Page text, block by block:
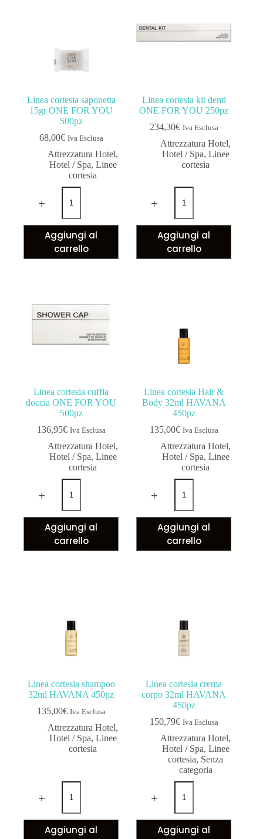
Linea cortesia saponetta
15gr ONE FOR YOU
500pz
68,00€ Iva Esclusa
Attrezzatura Hotel,
Hotel / Spa, Linee
cortesia
Aggiungi al
carrello
Linea cortesia kit denti
ONE FOR YOU 250pz
234,30€ Iva Esclusa
Attrezzatura Hotel,
Hotel / Spa, Linee
cortesia
Aggiungi al
carrello
Linea cortesia cuffia
doccia ONE FOR YOU
500pz
136,95€ Iva Esclusa
Attrezzatura Hotel,
Hotel / Spa, Linee
cortesia
Aggiungi al
carrello
Linea cortesia Hair &
Body 32ml HAVANA
450pz
135,00€ Iva Esclusa
Attrezzatura Hotel,
Hotel / Spa, Linee
cortesia
Aggiungi al
carrello
Linea cortesia shampoo
32ml HAVANA 450pz
135,00€ Iva Esclusa
Attrezzatura Hotel,
Hotel / Spa, Linee
cortesia
Aggiungi al
Linea cortesia crema
corpo 32ml HAVANA
450pz
150,79€ Iva Esclusa
Attrezzatura Hotel,
Hotel / Spa, Linee
cortesia, Senza
categoria
Aggiungi al